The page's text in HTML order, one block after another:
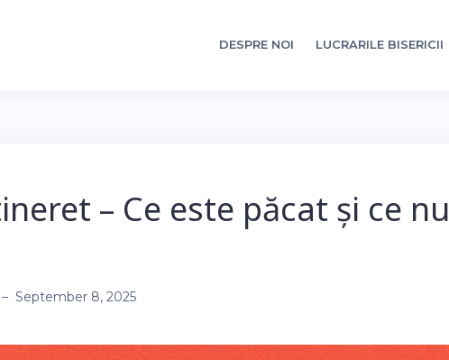
DESPRE NOI LUCRARILE BISERICII
– Ce este păcat și ce nu
– September 8, 2025